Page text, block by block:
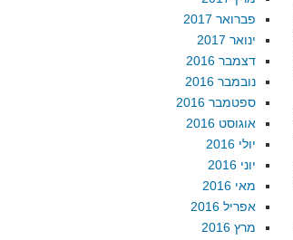
פברואר 2017
ינואר 2017
דצמבר 2016
נובמבר 2016
ספטמבר 2016
אוגוסט 2016
יולי 2016
יוני 2016
מאי 2016
אפריל 2016
מרץ 2016